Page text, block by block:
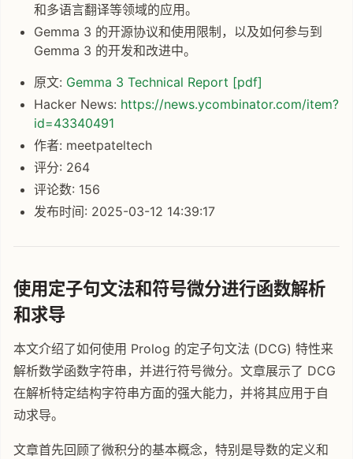
和多语言翻译等领域的应用。
Gemma 3 的开源协议和使用限制，以及如何参与到
Gemma 3 的开发和改进中。
原文: Gemma 3 Technical Report [pdf]
Hacker News: https://news.ycombinator.com/item?
id=43340491
作者: meetpateltech
评分: 264
评论数: 156
发布时间: 2025-03-12 14:39:17
使用定子句文法和符号微分进行函数解析
和求导
本文介绍了如何使用 Prolog 的定子句文法 (DCG) 特性来
解析数学函数字符串，并进行符号微分。文章展示了 DCG
在解析特定结构字符串方面的强大能力，并将其应用于自
动求导。
文章首先回顾了微积分的基本概念，特别是导数的定义和